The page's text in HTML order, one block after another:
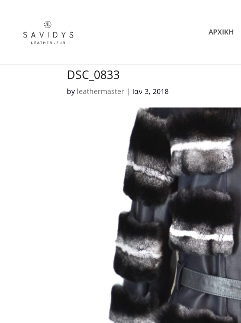
ΑΡΧΙΚΗ
DSC_0833
by leathermaster | Ιαν 3, 2018